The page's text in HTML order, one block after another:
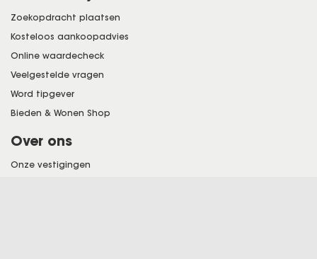
Zoekopdracht plaatsen
Kosteloos aankoopadvies
Online waardecheck
Veelgestelde vragen
Word tipgever
Bieden & Wonen Shop
Over ons
Onze vestigingen